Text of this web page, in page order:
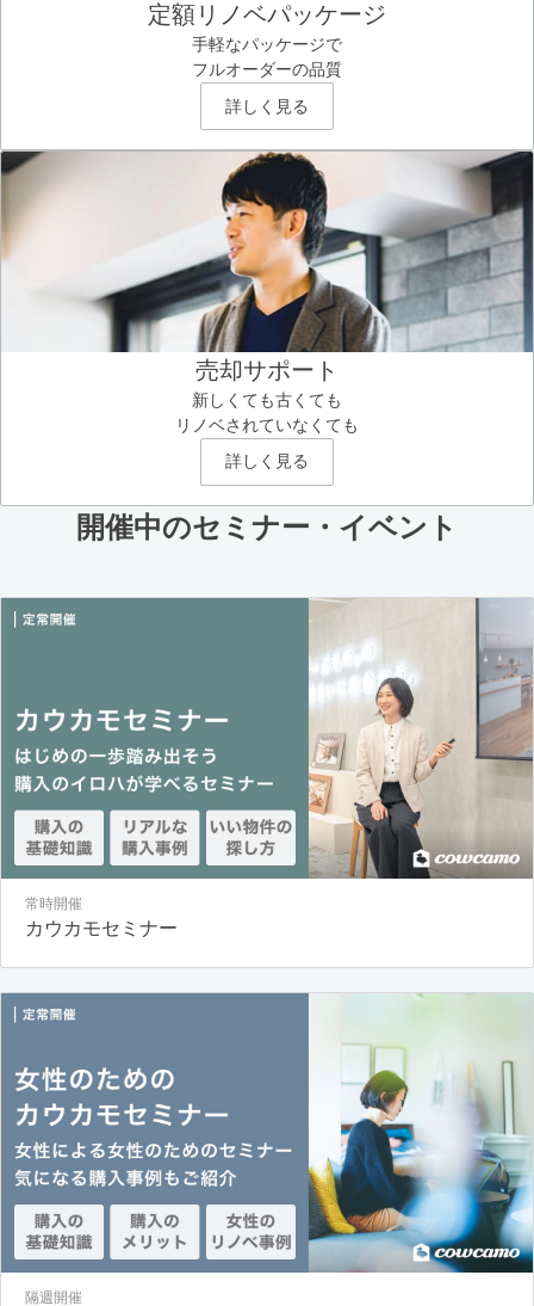
定額リノベパッケージ
手軽なパッケージで
フルオーダーの品質
詳しく見る
売却サポート
新しくても古くても
リノベされていなくても
詳しく見る
開催中のセミナー・イベント
常時開催
カウカモセミナー
隔週開催